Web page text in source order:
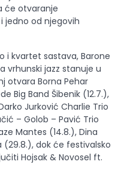
će otvaranje
jedno od njegovih
i kvartet sastava, Barone
vrhunski jazz stanuje u
otvara Borna Pehar
Big Band Šibenik (12.7.),
Jurković Charlie Trio
– Golob – Pavić Trio
Mantes (14.8.), Dina
(29.8.), dok će festivalsko
Hojsak & Novosel ft.